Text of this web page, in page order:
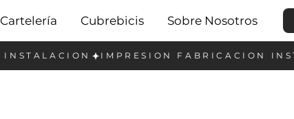
Cartelería Cubrebicis Sobre Nosotros